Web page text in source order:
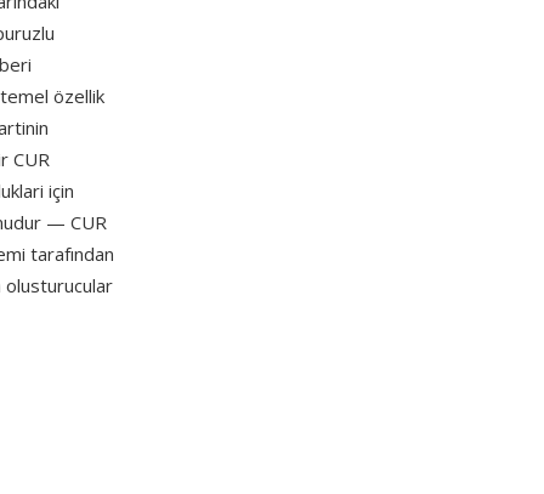
özellik
CUR
için
— CUR
tarafından
olusturucular